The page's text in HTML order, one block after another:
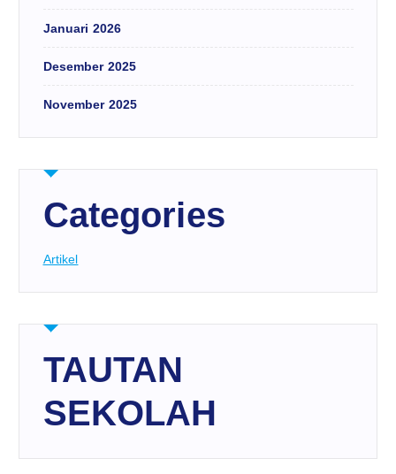
Januari 2026
Desember 2025
November 2025
Categories
Artikel
TAUTAN
SEKOLAH